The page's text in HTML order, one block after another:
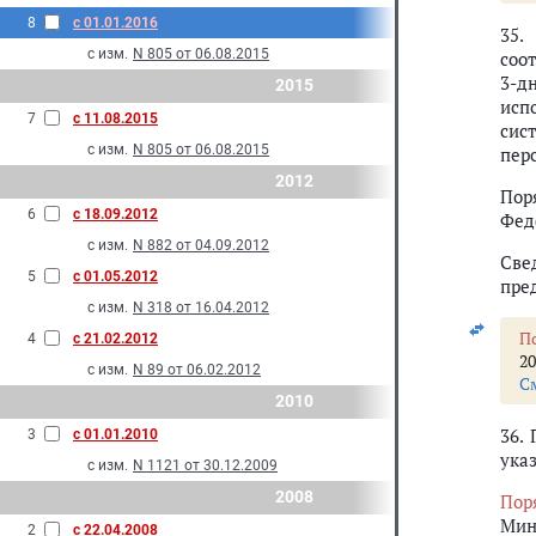
8
с 01.01.2016
с изм. N 805 от 06.08.2015
2015
7
с 11.08.2015
с изм. N 805 от 06.08.2015
2012
6
с 18.09.2012
с изм. N 882 от 04.09.2012
5
с 01.05.2012
с изм. N 318 от 16.04.2012
4
с 21.02.2012
с изм. N 89 от 06.02.2012
2010
3
с 01.01.2010
с изм. N 1121 от 30.12.2009
2008
2 с 22.04.2008
35.
3-
36.